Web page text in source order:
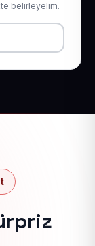
belirleyelim.